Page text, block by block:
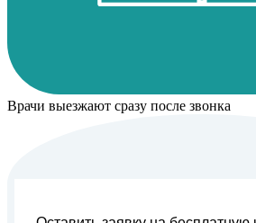
Врачи выезжают сразу после звонка